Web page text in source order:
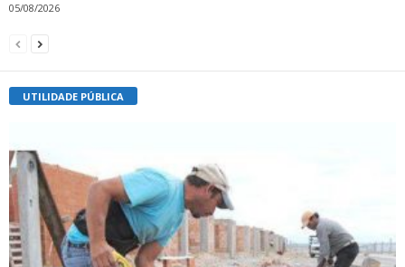
05/08/2026
UTILIDADE PÚBLICA